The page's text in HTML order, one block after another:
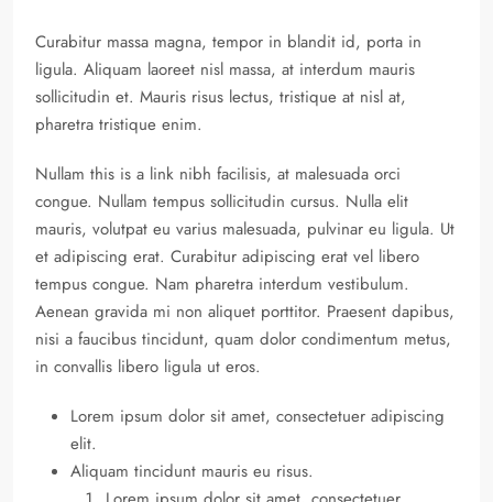
Curabitur massa magna, tempor in blandit id, porta in
ligula. Aliquam laoreet nisl massa, at interdum mauris
sollicitudin et. Mauris risus lectus, tristique at nisl at,
pharetra tristique enim.
Nullam this is a link nibh facilisis, at malesuada orci
congue. Nullam tempus sollicitudin cursus. Nulla elit
mauris, volutpat eu varius malesuada, pulvinar eu ligula. Ut
et adipiscing erat. Curabitur adipiscing erat vel libero
tempus congue. Nam pharetra interdum vestibulum.
Aenean gravida mi non aliquet porttitor. Praesent dapibus,
nisi a faucibus tincidunt, quam dolor condimentum metus,
in convallis libero ligula ut eros.
Lorem ipsum dolor sit amet, consectetuer adipiscing
elit.
Aliquam tincidunt mauris eu risus.